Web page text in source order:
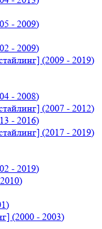
- 2009)
- 2009)
(2009 - 2019)
- 2008)
(2007 - 2012)
- 2016)
(2017 - 2019)
- 2019)
(2000 - 2003)